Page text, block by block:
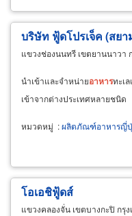
บริษัท ฟู้ดโปรเจ็ค (สยา
แขวงช่องนนทรี เขตยานนาวา
นำเข้าและจำหน่ายอาหารทะเ
เข้าจากต่างประเทศหลายชนิด
หมวดหมู่ :ผลิตภัณฑ์อาหารญี่
โอเอชิฟู้ดส์
แขวงคลองจั่น เขตบางกะปิ กรุ